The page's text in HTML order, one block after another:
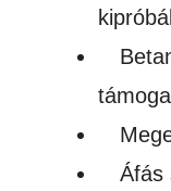
Áfás